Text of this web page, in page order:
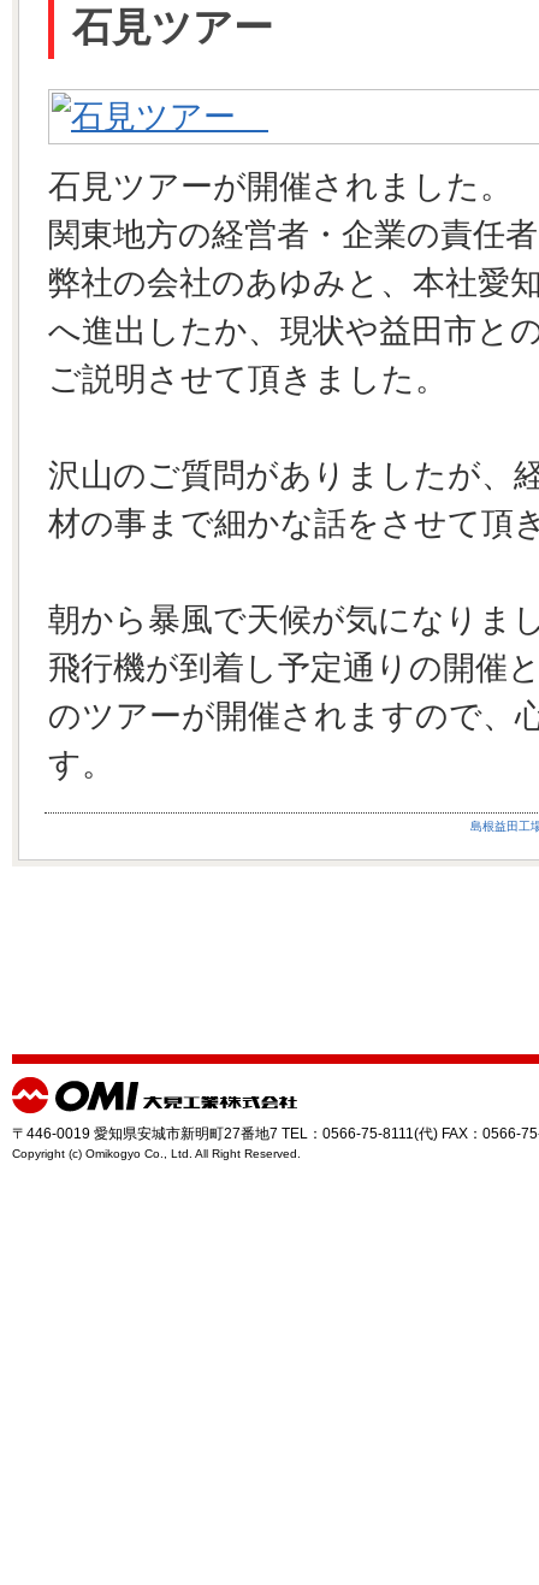
石見ツアー
石見ツアーが開催されました。
関東地方の経営者・企業の責任
弊社の会社のあゆみと、本社愛
へ進出したか、現状や益田市と
ご説明させて頂きました。
沢山のご質問がありましたが、
材の事まで細かな話をさせて頂
朝から暴風で天候が気になりま
飛行機が到着し予定通りの開催
のツアーが開催されますので、
す。
島根益田工
〒446-0019 愛知県安城市新明町27番地7 TEL：0566-75-8111(代) FAX：0566-
Copyright (c) Omikogyo Co., Ltd. All Right Reserved.